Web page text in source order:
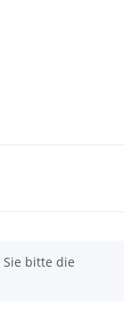
bitte die